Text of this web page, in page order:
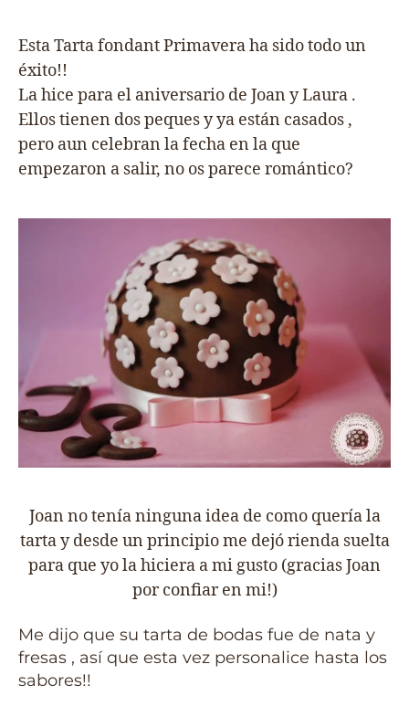
Esta Tarta fondant Primavera ha sido todo un
éxito!!
La hice para el aniversario de Joan y Laura .
Ellos tienen dos peques y ya están casados ,
pero aun celebran la fecha en la que
empezaron a salir, no os parece romántico?
Joan no tenía ninguna idea de como quería la
tarta y desde un principio me dejó rienda suelta
para que yo la hiciera a mi gusto (gracias Joan
por confiar en mi!)
Me dijo que su tarta de bodas fue de nata y
fresas , así que esta vez personalice hasta los
sabores!!